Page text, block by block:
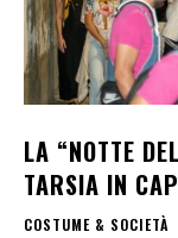
LA “NOTTE
TARSIA IN
COSTUME & SOCIETÀ